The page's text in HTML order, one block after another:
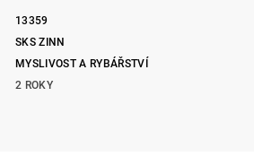
13359
SKS ZINN
MYSLIVOST A RYBÁŘSTVÍ
2 ROKY